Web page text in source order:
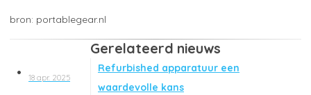
portablegear.nl
Gerelateerd nieuws
18 apr. 2025
Refurbished apparatuur een
waardevolle kans